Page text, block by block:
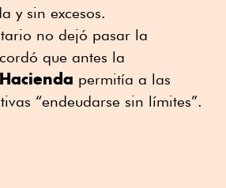
y sin excesos.
no dejó pasar la
que antes la
permitía a las
“endeudarse sin límites”.